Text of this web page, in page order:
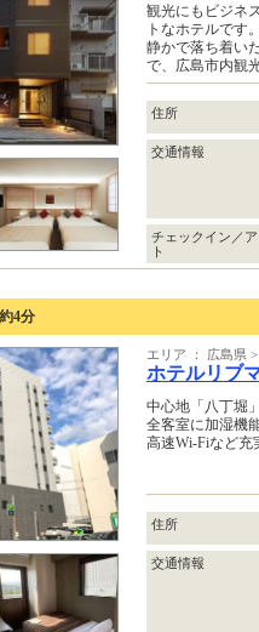
観光にもビジネ
トなホテルです
静かで落ち着い
で、広島市内観
住所
交通情報
チェックイン／
ト
4分
エリア ： 広島県
ホテルリブ
中心地「八丁堀
全客室に加湿機
高速Wi-Fiなど充
住所
交通情報